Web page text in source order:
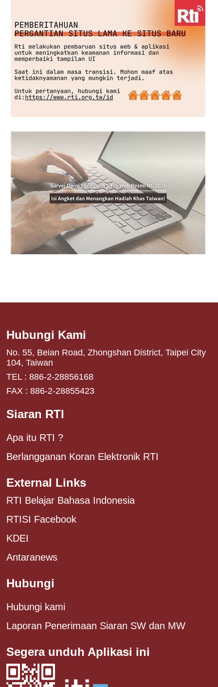
Hubungi Kami
No. 55, Beian Road, Zhongshan District, Taipei City
104, Taiwan
TEL : 886-2-28856168
FAX : 886-2-28855423
Siaran RTI
Apa itu RTI ?
Berlangganan Koran Elektronik RTI
External Links
RTI Belajar Bahasa Indonesia
RTISI Facebook
KDEI
Antaranews
Hubungi
Hubungi kami
Laporan Penerimaan Siaran SW dan MW
Segera unduh Aplikasi ini